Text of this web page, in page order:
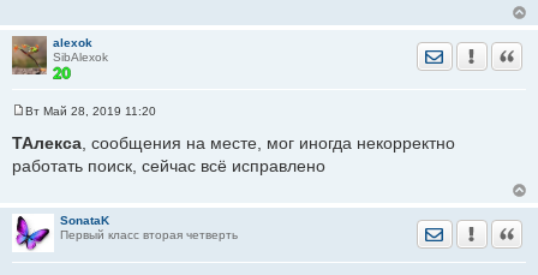
и
е
alexok
SibAlexok
Отправить
о
о
б
н
и
е
Вт Май 28, 2019 11:20
ТАлекса , сообщения на месте, мог иногда некорректно
работать поиск, сейчас всё исправлено
SonataK
Первый класс вторая четверть
Отправить